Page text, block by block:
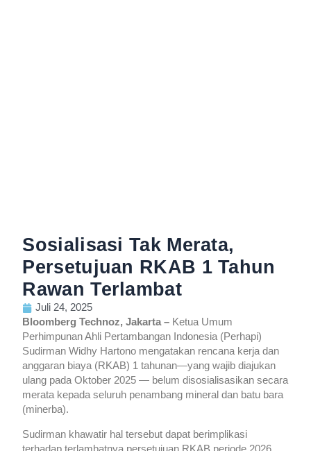
Sosialisasi Tak Merata,
Persetujuan RKAB 1 Tahun
Rawan Terlambat
Juli 24, 2025
Bloomberg Technoz, Jakarta – Ketua Umum
Perhimpunan Ahli Pertambangan Indonesia (Perhapi)
Sudirman Widhy Hartono mengatakan rencana kerja dan
anggaran biaya (RKAB) 1 tahunan—yang wajib diajukan
ulang pada Oktober 2025 — belum disosialisasikan secara
merata kepada seluruh penambang mineral dan batu bara
(minerba).
Sudirman khawatir hal tersebut dapat berimplikasi